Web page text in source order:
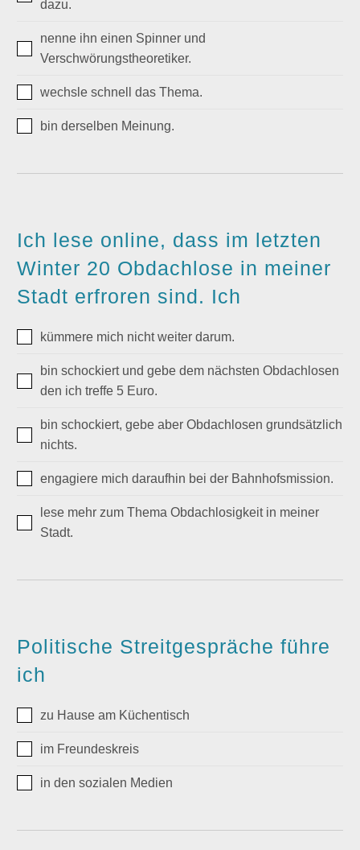
dazu.
nenne ihn einen Spinner und
Verschwörungstheoretiker.
wechsle schnell das Thema.
bin derselben Meinung.
Ich lese online, dass im letzten
Winter 20 Obdachlose in meiner
Stadt erfroren sind. Ich
kümmere mich nicht weiter darum.
bin schockiert und gebe dem nächsten Obdachlosen
den ich treffe 5 Euro.
bin schockiert, gebe aber Obdachlosen grundsätzlich
nichts.
engagiere mich daraufhin bei der Bahnhofsmission.
lese mehr zum Thema Obdachlosigkeit in meiner
Stadt.
Politische Streitgespräche führe
ich
zu Hause am Küchentisch
im Freundeskreis
in den sozialen Medien